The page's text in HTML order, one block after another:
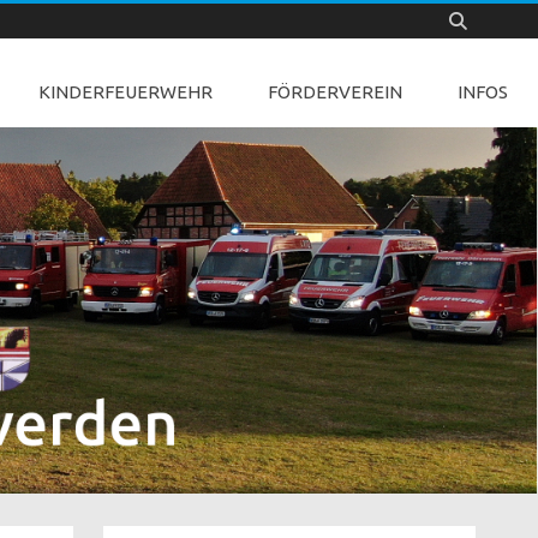
KINDERFEUERWEHR FÖRDERVEREIN INFOS